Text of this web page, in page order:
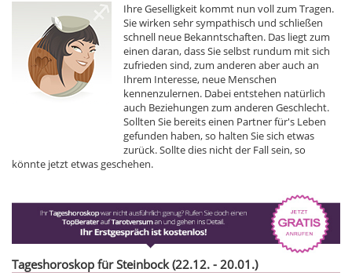
Ihre Geselligkeit kommt nun voll zum Tragen.
Sie wirken sehr sympathisch und schließen
schnell neue Bekanntschaften. Das liegt zum
einen daran, dass Sie selbst rundum mit sich
zufrieden sind, zum anderen aber auch an
Ihrem Interesse, neue Menschen
kennenzulernen. Dabei entstehen natürlich
auch Beziehungen zum anderen Geschlecht.
Sollten Sie bereits einen Partner für's Leben
gefunden haben, so halten Sie sich etwas
zurück. Sollte dies nicht der Fall sein, so
könnte jetzt etwas geschehen.
Tageshoroskop für Steinbock (22.12. - 20.01.)